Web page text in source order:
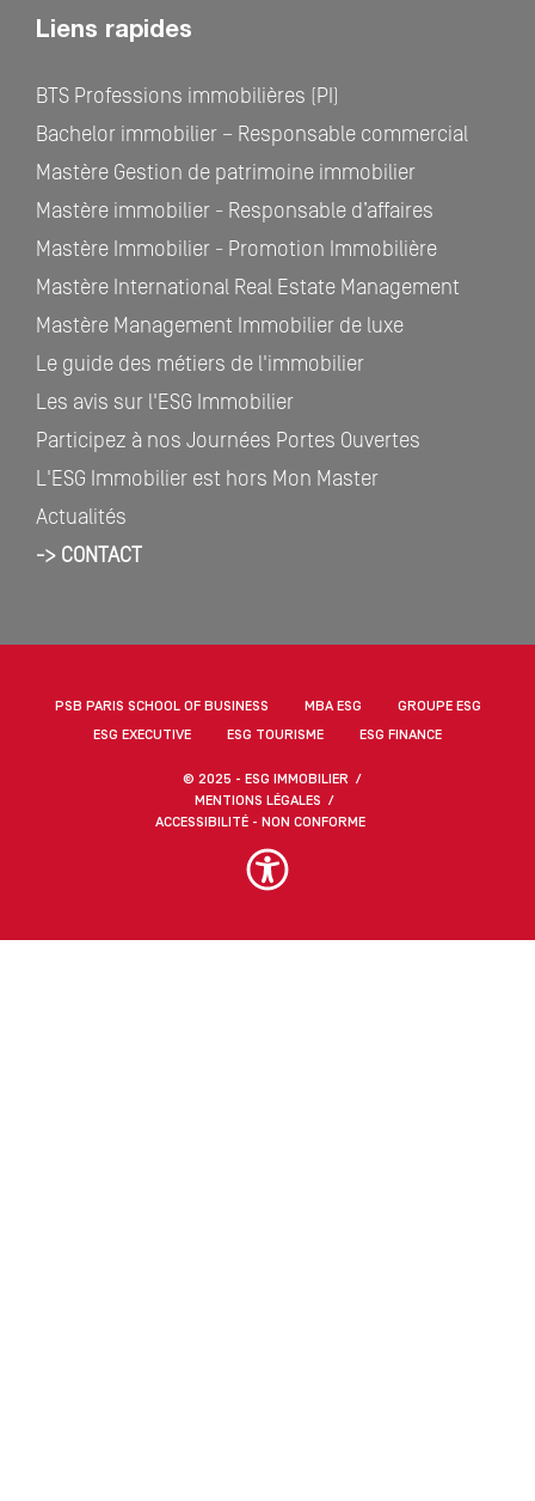
Liens rapides
BTS Professions immobilières (PI)
Bachelor immobilier – Responsable commercial
Mastère Gestion de patrimoine immobilier
Mastère immobilier - Responsable d’affaires
Mastère Immobilier - Promotion Immobilière
Mastère International Real Estate Management
Mastère Management Immobilier de luxe
Le guide des métiers de l'immobilier
Les avis sur l'ESG Immobilier
Participez à nos Journées Portes Ouvertes
L'ESG Immobilier est hors Mon Master
Actualités
-> CONTACT
PSB PARIS SCHOOL OF BUSINESS MBA ESG
GROUPE ESG
ESG EXECUTIVE
ESG TOURISME ESG FINANCE
© 2025 - ESG IMMOBILIER
MENTIONS LÉGALES
ACCESSIBILITÉ - NON CONFORME